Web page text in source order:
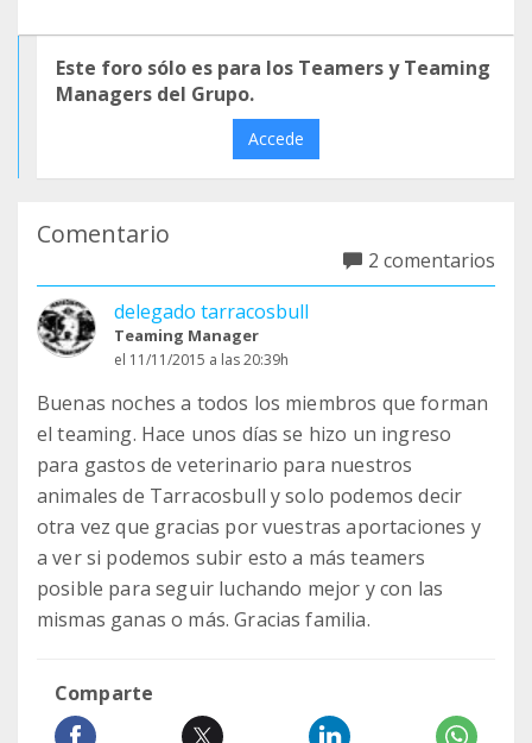
Este foro sólo es para los Teamers y Teaming
Managers del Grupo.
Accede
Comentario
2 comentarios
delegado tarracosbull
Teaming Manager
el 11/11/2015 a las 20:39h
Buenas noches a todos los miembros que forman
el teaming. Hace unos días se hizo un ingreso
para gastos de veterinario para nuestros
animales de Tarracosbull y solo podemos decir
otra vez que gracias por vuestras aportaciones y
a ver si podemos subir esto a más teamers
posible para seguir luchando mejor y con las
mismas ganas o más. Gracias familia.
Comparte